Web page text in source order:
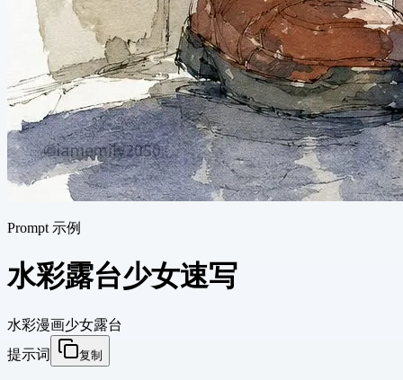
Prompt 示例
水彩露台少女速写
水彩漫画少女露台
提示词
复制